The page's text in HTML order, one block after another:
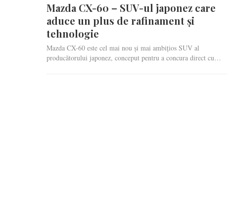
Mazda CX-60 – SUV-ul japonez care
aduce un plus de rafinament și
tehnologie
Mazda CX-60 este cel mai nou și mai ambițios SUV al
producătorului japonez, conceput pentru a concura direct cu…